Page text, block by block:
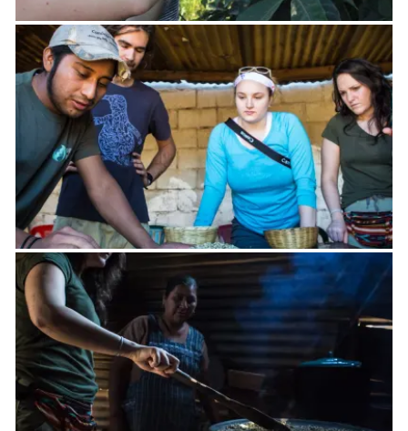
volledig onderdompelen in de lokale levensstijl. Voedsel is
beschikbaar voor aankoop, met de optie om een
traditionele Guatemalteekse lunch te regelen voor een
extra kost.
Deze tour is ontworpen voor een minimum van twee
reizigers, waardoor het perfect is voor koppels, vrienden of
kleine groepen die de rijke weefsel van de
Guatemalteekse cultuur en zijn beroemde koffie traditie
willen verkennen.